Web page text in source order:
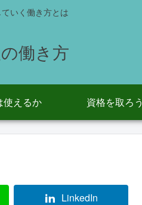
いく働き方とは
働き方
使えるか 資格を取ろう
LinkedIn